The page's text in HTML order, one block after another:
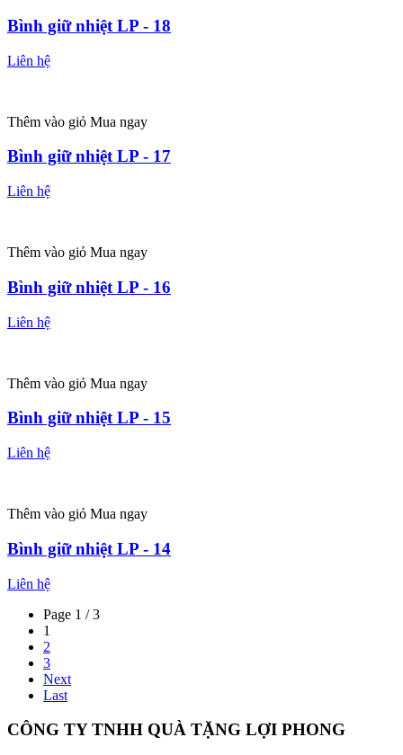
Bình giữ nhiệt LP - 18
Liên hệ
Thêm vào giỏ Mua ngay
Bình giữ nhiệt LP - 17
Liên hệ
Thêm vào giỏ Mua ngay
Bình giữ nhiệt LP - 16
Liên hệ
Thêm vào giỏ Mua ngay
Bình giữ nhiệt LP - 15
Liên hệ
Thêm vào giỏ Mua ngay
Bình giữ nhiệt LP - 14
Liên hệ
Page 1 / 3
1
2
3
Next
Last
CÔNG TY TNHH QUÀ TẶNG LỢI PHONG